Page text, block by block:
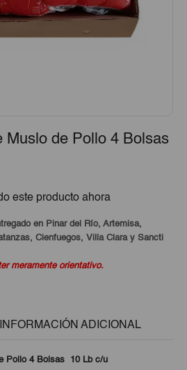
Muslo de Pollo 4 Bolsas
este producto ahora
en Pinar del Río, Artemisa,
Cienfuegos, Villa Clara y Sancti
meramente orientativo.
INFORMACIÓN ADICIONAL
Pollo 4 Bolsas 10 Lb c/u